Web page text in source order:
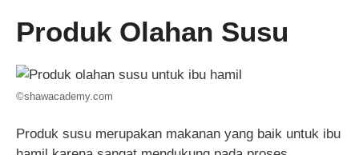
Produk Olahan Susu
©shawacademy.com
Produk susu merupakan makanan yang baik untuk ibu